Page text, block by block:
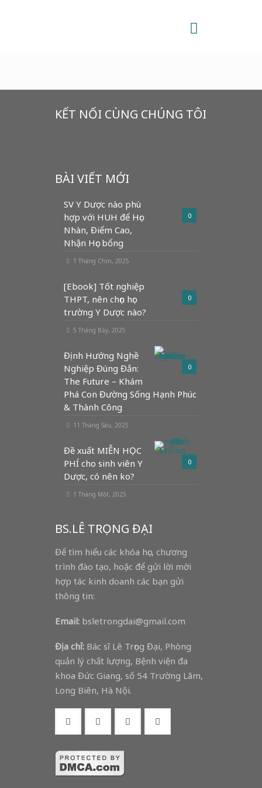
KẾT NỐI CÙNG CHÚNG TÔI
BÀI VIẾT MỚI
0
SV Y Dược nào phù
hợp với HUH để Học
Nhàn, Điểm Cao,
Nhận Học bổng
1 Tháng Chín, 2025
0
[Ebook] Tốt nghiệp
THPT, nên chọn học
trường Y Dược nào?
5 Tháng Bảy, 2025
0
Định Hướng Nghề
Nghiệp Đúng Đắn:
The Future – Khám
Phá Con Đường Sống Hạnh Phúc
& Thành Công
11 Tháng Sáu, 2025
0
Đề xuất MIỄN HỌC
PHÍ cho sinh viên Y
Dược, có nên ko?
1 Tháng Một, 2025
BS.LÊ TRỌNG ĐẠI
Để tìm hiểu các khóa học, chương
trình đào tạo, hoặc để gửi lời mời
hợp tác kinh doanh các bạn gửi
thông tin:
Email: bsletrongdai@gmail.com
Địa chỉ: Bác sĩ Lê Trọng Đại, Phòng
quản lý chất lượng, Bệnh viện đa
khoa Đức Giang, số 54 Trường Lâm,
Long Biên, Hà Nội.